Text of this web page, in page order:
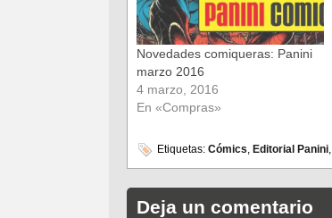
Novedades comiqueras: Panini
marzo 2016
4 marzo, 2016
En «Compras»
Etiquetas: Cómics, Editorial Panini,
Deja un comentario